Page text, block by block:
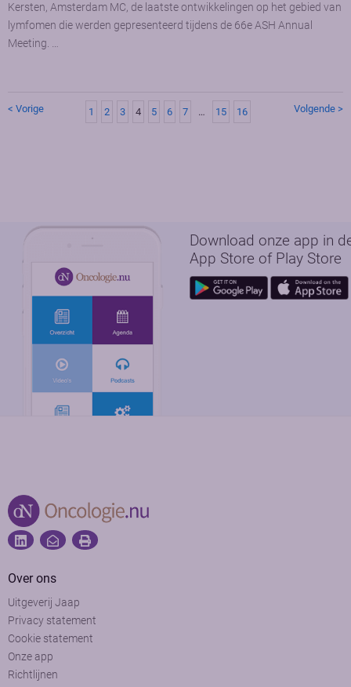
Kersten, Amsterdam MC, de laatste ontwikkelingen op het gebied van
lymfomen die werden gepresenteerd tijdens de 66e ASH Annual
Meeting. …
< Vorige 1 2 3 4 5 6 7 … 15 16 Volgende >
Download onze app in
App Store of Play Store
Over ons
Uitgeverij Jaap
Privacy statement
Cookie statement
Onze app
Richtlijnen